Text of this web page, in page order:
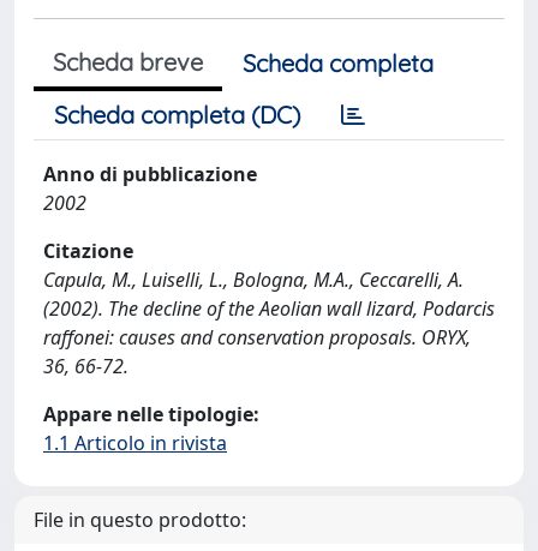
Scheda breve
Scheda completa
Scheda completa (DC)
Anno di pubblicazione
2002
Citazione
Capula, M., Luiselli, L., Bologna, M.A., Ceccarelli, A.
(2002). The decline of the Aeolian wall lizard, Podarcis
raffonei: causes and conservation proposals. ORYX,
36, 66-72.
Appare nelle tipologie:
1.1 Articolo in rivista
File in questo prodotto: